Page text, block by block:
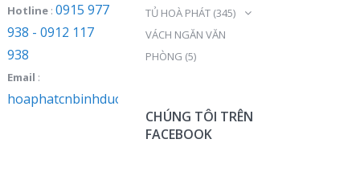
Hotline: 0915 977
938 - 0912 117
938
Email :
hoaphatcnbinhduong@gmail.com
TỦ HOÀ PHÁT (345)
VÁCH NGĂN VĂN
PHÒNG (5)
CHÚNG TÔI TRÊN
FACEBOOK